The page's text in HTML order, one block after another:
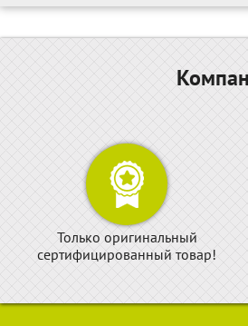
Только оригинальный
сертифицированный товар!